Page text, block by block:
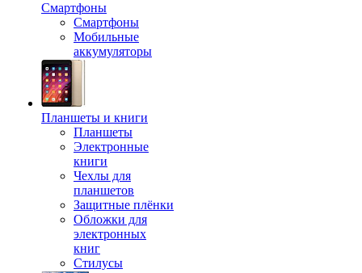
Смартфоны
Смартфоны
Мобильные
аккумуляторы
Планшеты и книги
Планшеты
Электронные
книги
Чехлы для
планшетов
Защитные плёнки
Обложки для
электронных
книг
Стилусы